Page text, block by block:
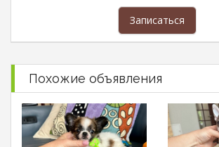
Записаться
Похожие объявления